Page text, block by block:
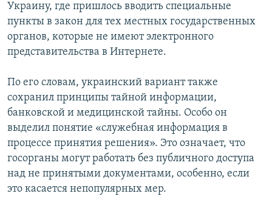
Украину, где пришлось вводить специальные
пункты в закон для тех местных государственных
органов, которые не имеют электронного
представительства в Интернете.
По его словам, украинский вариант также
сохранил принципы тайной информации,
банковской и медицинской тайны. Особо он
выделил понятие «служебная информация в
процессе принятия решения». Это означает, что
госорганы могут работать без публичного доступа
над не принятыми документами, особенно, если
это касается непопулярных мер.